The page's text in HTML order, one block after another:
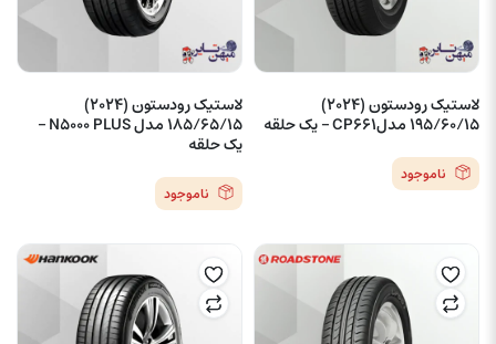
لاستیک رودستون (2024)
195/60/15 مدلCP661 – یک حلقه
ناموجود
لاستیک رودستون (2024)
185/65/15 مدل N5000 PLUS –
یک حلقه
ناموجود